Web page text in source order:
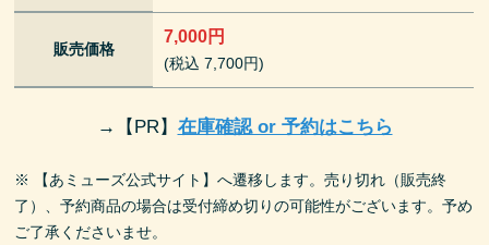
販売価格
7,000円
(税込 7,700円)
→ 【PR】 在庫確認 or 予約はこちら
※ 【あミューズ公式サイト】へ遷移します。売り切れ（販売終
了）、予約商品の場合は受付締め切りの可能性がございます。予め
ご了承くださいませ。